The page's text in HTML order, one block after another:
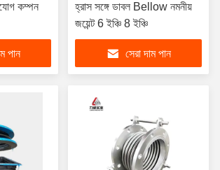
কম্পন
পান
হ্রাস সঙ্গে ডাবল Bellow নমনীয়
জয়েন্ট 6 ইঞ্চি 8 ইঞ্চি
সেরা দাম পান